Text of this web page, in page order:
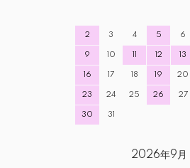
2 3 4 5 6
9 10 11 12 13
16 17 18 19 20
23 24 25 26 27
30 31
2026年9月